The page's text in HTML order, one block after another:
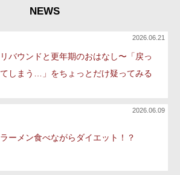
NEWS
リバウンドと更年期のおはなし〜「戻っ
てしまう…」をちょっとだけ疑ってみる
2026.06.21
ラーメン食べながらダイエット！？
2026.06.09